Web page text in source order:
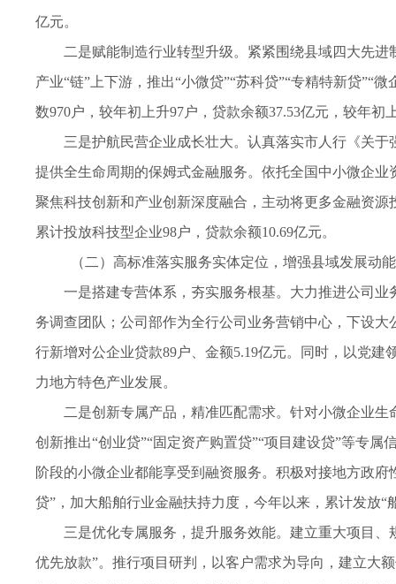
亿元。
二是赋能制造行业转型升级。紧紧围绕县域四大先
产业“链”上下游，推出“小微贷”“苏科贷”“专精特新贷”“
数970户，较年初上升97户，贷款余额37.53亿元，较年初
三是护航民营企业成长壮大。认真落实市人行《关
提供全生命周期的保姆式金融服务。依托全国中小微企
聚焦科技创新和产业创新深度融合，主动将更多金融资
累计投放科技型企业98户，贷款余额10.69亿元。
（二）高标准落实服务实体定位，增强县域发展动
一是搭建专营体系，夯实服务根基。大力推进公司
务调查团队；公司部作为全行公司业务营销中心，下设
行新增对公企业贷款89户、金额5.19亿元。同时，以党
力地方特色产业发展。
二是创新专属产品，精准匹配需求。针对小微企业
创新推出“创业贷”“固定资产购置贷”“项目建设贷”等专
阶段的小微企业都能享受到融资服务。积极对接地方政
贷”，加大船舶行业金融扶持力度，今年以来，累计发放“
三是优化专属服务，提升服务效能。建立重大项目
优先放款”。推行项目研判，以客户需求为导向，建立大